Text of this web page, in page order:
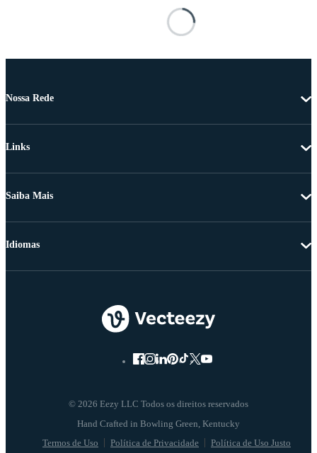
Nossa Rede
Links
Saiba Mais
© 2026 Eezy LLC Todos os direitos reservados
Termos de Uso Política de Privacidade Política de Uso Justo
Idiomas